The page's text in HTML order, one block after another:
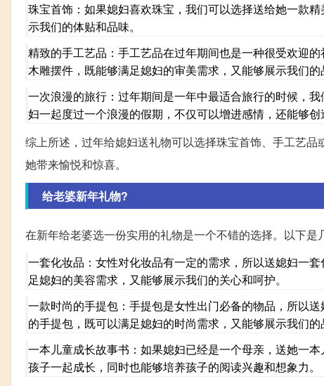
珠宝首饰：如果媳妇喜欢珠宝，我们可以选择送给她一款
示我们的体贴和品味。
精致的手工艺品：手工艺品在过年期间也是一种很受欢迎
木雕摆件，既能够满足媳妇的审美需求，又能够展示我们的
一次浪漫的旅行：过年期间是一年中最适合旅行的时候，
妇一起度过一个浪漫的假期，不仅可以增进感情，还能够创
综上所述，过年给媳妇送礼物可以选择珠宝首饰、手工艺
她带来愉悦和惊喜。
给老婆新年礼物?
在新年给老婆选一份实用的礼物是一个不错的选择。以下是
一套化妆品：女性对化妆品有一定的需求，所以送媳妇一
足媳妇的美容需求，又能够展示我们的关心和呵护。
一款时尚的手提包：手提包是女性出门必备的物品，所以
的手提包，既可以满足媳妇的时尚需求，又能够展示我们的
一本儿童成长故事书：如果媳妇已经是一个母亲，送她一
孩子一起成长，同时也能够培养孩子的阅读兴趣和想象力。